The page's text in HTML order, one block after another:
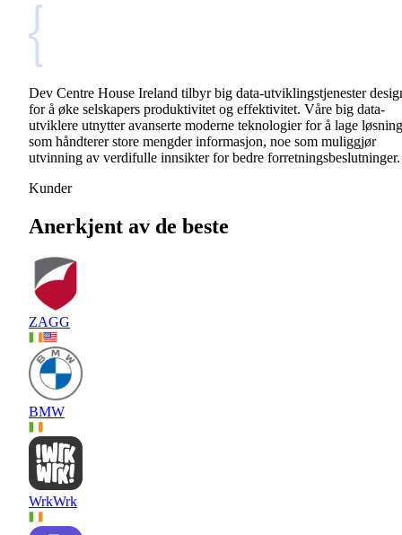
Dev Centre House Ireland tilbyr big data-utviklingstjenester
for å øke selskapers produktivitet og effektivitet. Våre big data-
utviklere utnytter avanserte moderne teknologier for å lage
som håndterer store mengder informasjon, noe som muliggjør
utvinning av verdifulle innsikter for bedre forretningsbeslutninger.
Kunder
Anerkjent av de beste
ZAGG
BMW
WrkWrk